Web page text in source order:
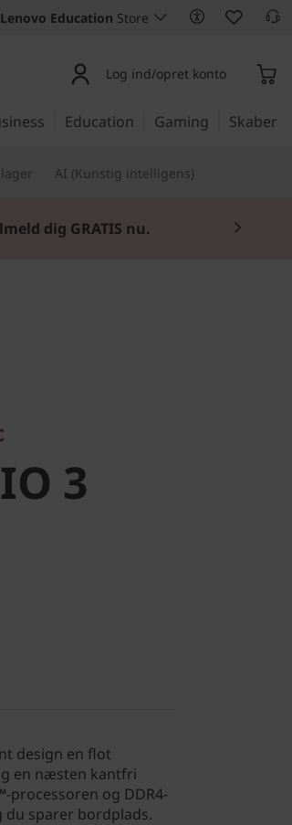
Lenovo Education Store
Log ind/opret konto
Education Gaming Skaber
AI (Kunstig intelligens)
dig GRATIS nu.
3
design en flot
en næsten kantfri
processoren og DDR4-
du sparer bordplads.